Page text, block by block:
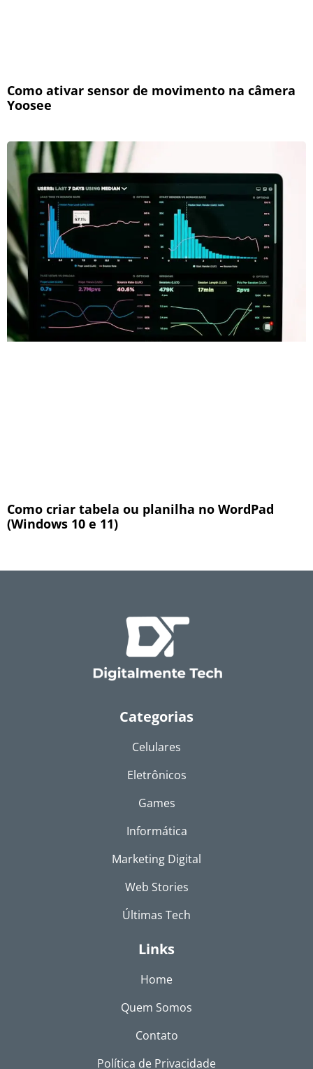
Como ativar sensor de movimento na câmera
Yoosee
Como criar tabela ou planilha no WordPad
(Windows 10 e 11)
Categorias
Celulares
Eletrônicos
Games
Informática
Marketing Digital
Web Stories
Últimas Tech
Links
Home
Quem Somos
Contato
Política de Privacidade